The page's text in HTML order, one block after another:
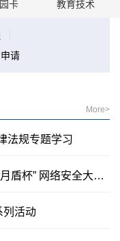
卡 教育技术
请
More>
法规专题学习
网络安全大赛圆满结束
列活动